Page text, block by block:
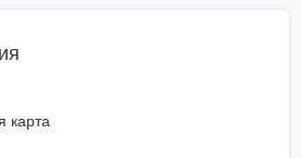
карта